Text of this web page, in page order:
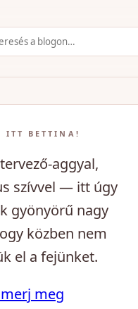
ITT BETTINA!
aggyal,
szívvel — itt úgy
gyönyörű nagy
közben nem
el a fejünket.
meg